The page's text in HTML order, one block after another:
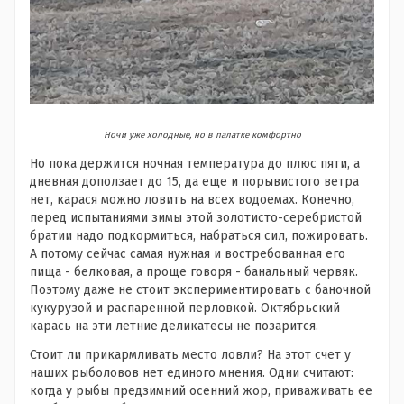
Ночи уже холодные, но в палатке комфортно
Но пока держится ночная температура до плюс пяти, а
дневная доползает до 15, да еще и порывистого ветра
нет, карася можно ловить на всех водоемах. Конечно,
перед испытаниями зимы этой золотисто-серебристой
братии надо подкормиться, набраться сил, пожировать.
А потому сейчас самая нужная и востребованная его
пища - белковая, а проще говоря - банальный червяк.
Поэтому даже не стоит экспериментировать с баночной
кукурузой и распаренной перловкой. Октябрьский
карась на эти летние деликатесы не позарится.
Стоит ли прикармливать место ловли? На этот счет у
наших рыболовов нет единого мнения. Одни считают:
когда у рыбы предзимний осенний жор, приваживать ее